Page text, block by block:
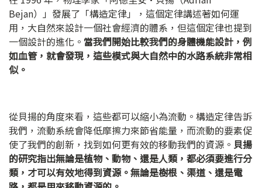
Bejan）」發展了「構造定律」，這個定律講述著如何運
用，大自然來設計一個社會經濟的體系，但這個定律也提到
一個設計的進化。 當我們開始比較我們的身體機能設計，例
如血管，就會發現，這些模式與大自然中的水路系統非常相
似。
從貝揚的角度來看，這些都可以縮小為流動。構造定律告訴
我們，流動系統會降低摩擦力來節省能量，而流動的要素促
使了我們的創新，找到如何更有效的移動我們的資源。 貝揚
的研究指出無論是植物、動物、還是人類，都必須要進行分
類，才可以有效地得到資源。無論是樹根、渠道、還是電